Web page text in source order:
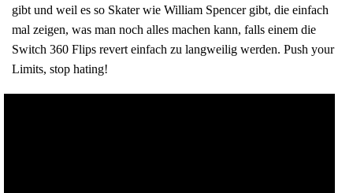
gibt und weil es so Skater wie William Spencer gibt, die einfach
mal zeigen, was man noch alles machen kann, falls einem die
Switch 360 Flips revert einfach zu langweilig werden. Push your
Limits, stop hating!